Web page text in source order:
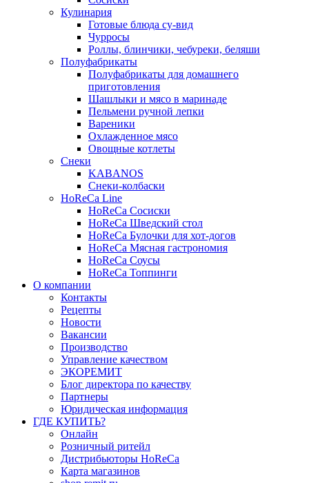
Кулинария
Готовые блюда су-вид
Чурросы
Роллы, блинчики, чебуреки, беляши
Полуфабрикаты
Полуфабрикаты для домашнего
приготовления
Шашлыки и мясо в маринаде
Пельмени ручной лепки
Вареники
Охлажденное мясо
Овощные котлеты
Снеки
KABANOS
Снеки-колбаски
HoReCa Line
HoReCa Сосиски
HoReCa Шведский стол
HoReCa Булочки для хот-догов
HoReCa Мясная гастрономия
HoReCa Соусы
HoReCa Топпинги
О компании
Контакты
Рецепты
Новости
Вакансии
Производство
Управление качеством
ЭКОРЕМИТ
Блог директора по качеству
Партнеры
Юридическая информация
ГДЕ КУПИТЬ?
Онлайн
Розничный ритейл
Дистрибьюторы HoReCa
Карта магазинов